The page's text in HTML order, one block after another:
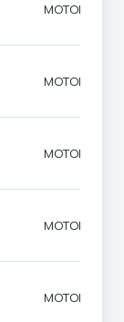
МОТОЦИКЛ
МОТОЦИКЛ
МОТОЦИКЛ
МОТОЦИКЛ
МОТОЦИКЛ